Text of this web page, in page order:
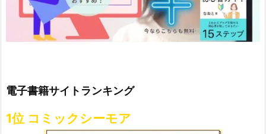
電子書籍サイトランキング
1位 コミックシーモア